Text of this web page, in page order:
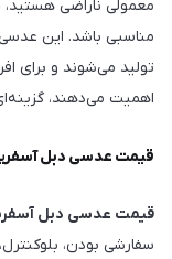
معمولی ناراضی
مناسبی باشد. این
تولید می‌شوند و برای
اهمیت می‌دهند،
قیمت عدسی دبل
قیمت عدسی دبل
سفارشی بودن،